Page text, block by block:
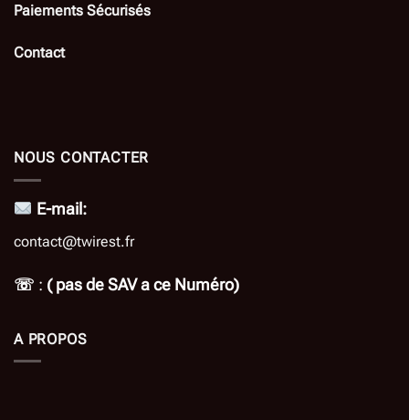
Paiements Sécurisés
Contact
NOUS CONTACTER
E-mail:
contact@twirest.fr
☏ : ( pas de SAV a ce Numéro)
A PROPOS